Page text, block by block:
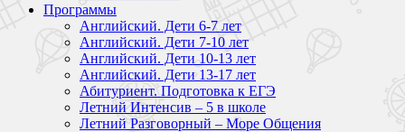
Программы
Английский. Дети 6-7 лет
Английский. Дети 7-10 лет
Английский. Дети 10-13 лет
Английский. Дети 13-17 лет
Абитуриент. Подготовка к ЕГЭ
Летний Интенсив – 5 в школе
Летний Разговорный – Море Общения